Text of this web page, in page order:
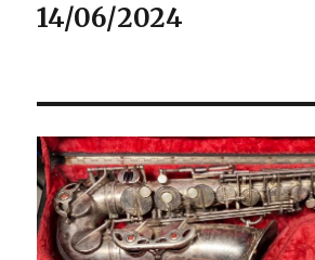
14/06/2024